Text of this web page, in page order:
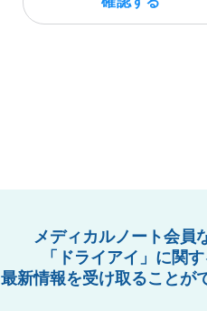
メディカルノート会員
「ドライアイ」に関
最新情報を受け取ることが